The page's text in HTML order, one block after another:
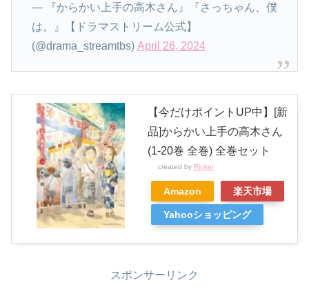
— 『からかい上手の高木さん』『さっちゃん、僕
は。』【ドラマストリーム公式】
(@drama_streamtbs) April 26, 2024
【今だけポイントUP中】[新
品]からかい上手の高木さん
(1-20巻 全巻) 全巻セット
created by Rinker
Amazon 楽天市場
Yahooショッピング
スポンサーリンク